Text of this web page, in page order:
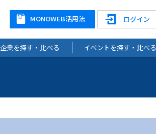
ログイン
MONOWEB活用法
企業を探す・比べる イベントを探す・比べる